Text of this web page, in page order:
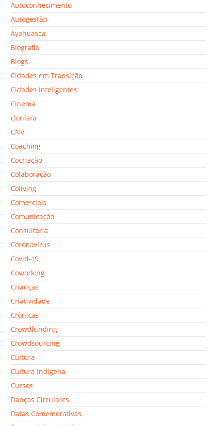
Autoconhecimento
Autogestão
Ayahuasca
Biografia
Blogs
Cidades em Transição
Cidades Inteligentes
Cinema
clonlara
CNV
Coaching
Cocriação
Colaboração
Coliving
Comerciais
Comunicação
Consultoria
Coronavírus
Covid-19
Coworking
Crianças
Criatividade
Crônicas
Crowdfunding
Crowdsourcing
Cultura
Cultura Indígena
Cursos
Danças Circulares
Datas Comemorativas